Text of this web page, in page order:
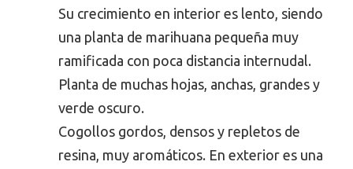
Su crecimiento en interior es lento, siendo
una planta de marihuana pequeña muy
ramificada con poca distancia internudal.
Planta de muchas hojas, anchas, grandes y
verde oscuro.
Cogollos gordos, densos y repletos de
resina, muy aromáticos. En exterior es una